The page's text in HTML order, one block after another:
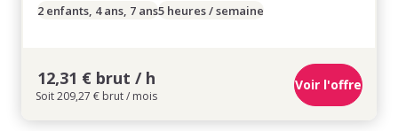
2 enfants, 4 ans, 7 ans5 heures / semaine
12,31 € brut / h
Soit 209,27 € brut / mois
Voir l'offre